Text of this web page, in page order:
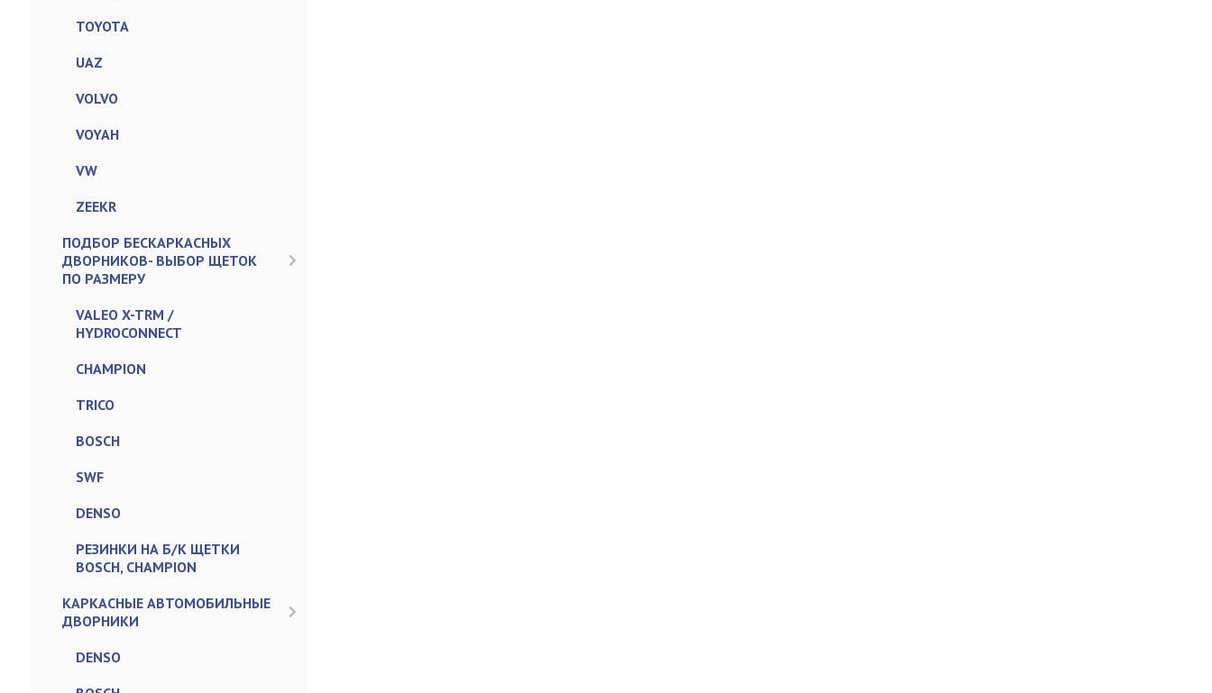
TOYOTA
UAZ
VOLVO
VOYAH
VW
ZEEKR
ПОДБОР БЕСКАРКАСНЫХ
ДВОРНИКОВ- ВЫБОР ЩЕТОК
ПО РАЗМЕРУ
VALEO X-TRM /
HYDROCONNECT
CHAMPION
TRICO
BOSCH
SWF
DENSO
РЕЗИНКИ НА Б/К ЩЕТКИ
BOSCH, CHAMPION
КАРКАСНЫЕ АВТОМОБИЛЬНЫЕ
ДВОРНИКИ
DENSO